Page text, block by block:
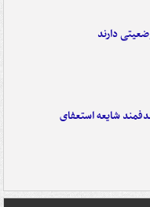
دارند
شایعه استعفای